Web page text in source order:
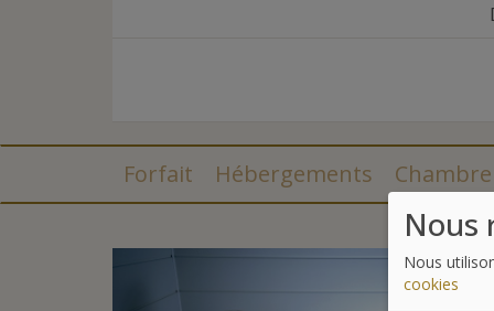
Forfait Hébergements Chambre
Nous
Nous
cookies